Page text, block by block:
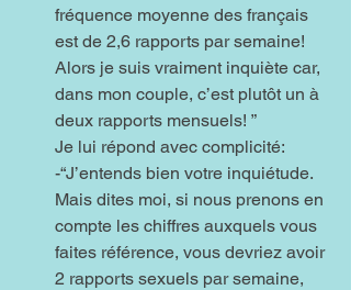
fréquence moyenne des français
est de 2,6 rapports par semaine!
Alors je suis vraiment inquiète car,
dans mon couple, c’est plutôt un à
deux rapports mensuels! ”
Je lui répond avec complicité:
-“J’entends bien votre inquiétude.
Mais dites moi, si nous prenons en
compte les chiffres auxquels vous
faites référence, vous devriez avoir
2 rapports sexuels par semaine,